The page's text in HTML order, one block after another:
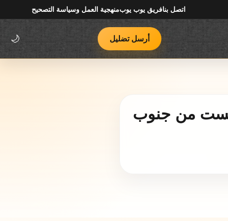
اتصل بنافريق يوب يوبمنهجية العمل وسياسة التصحيح
أرسل تضليل 🌙
من جنوب